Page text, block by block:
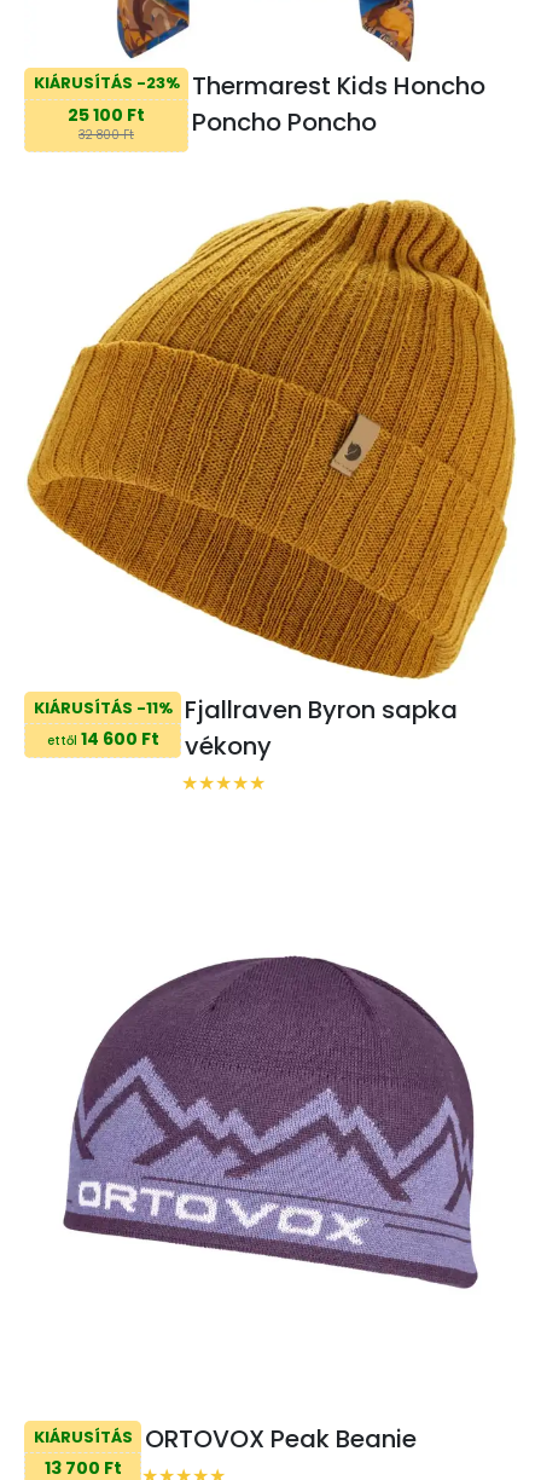
KIÁRUSÍTÁS -23%
25 100 Ft
32 800 Ft
Thermarest Kids Honcho
Poncho Poncho
KIÁRUSÍTÁS -11%
ettől 14 600 Ft
Fjallraven Byron sapka
vékony
KIÁRUSÍTÁS
13 700 Ft
ORTOVOX Peak Beanie